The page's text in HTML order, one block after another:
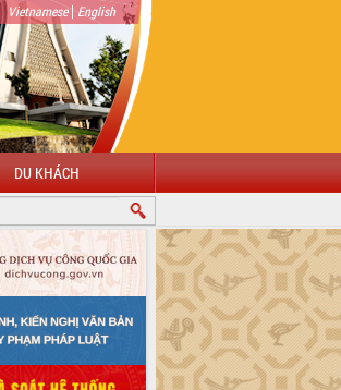
Vietnamese| English
DU KHÁCH
TỬ TỈNH ĐẮK LẮK